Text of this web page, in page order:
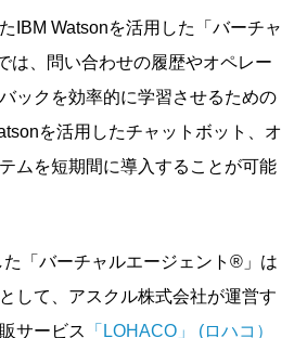
IBM Watsonを活用した「バーチャ
は、問い合わせの履歴やオペレー
ックを効率的に学習させるための
を活用したチャットボット、オ
ムを短期間に導入することが可能
た「バーチャルエージェント®」は
して、アスクル株式会社が運営す
サービス
「LOHACO」 (ロハコ）